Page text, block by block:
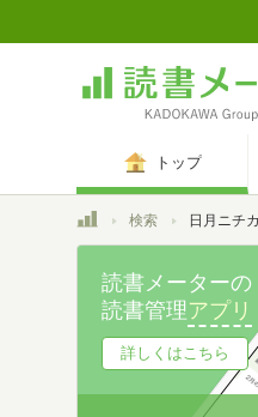
トップ
トップ検索 日月ニチカ
読書メーターの
読書管理アプリ
詳しくはこちら